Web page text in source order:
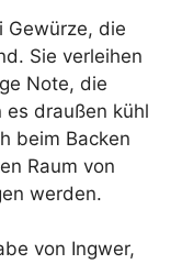
Gewürze, die
Sie verleihen
Note, die
draußen kühl
beim Backen
Raum von
werden.
von Ingwer,